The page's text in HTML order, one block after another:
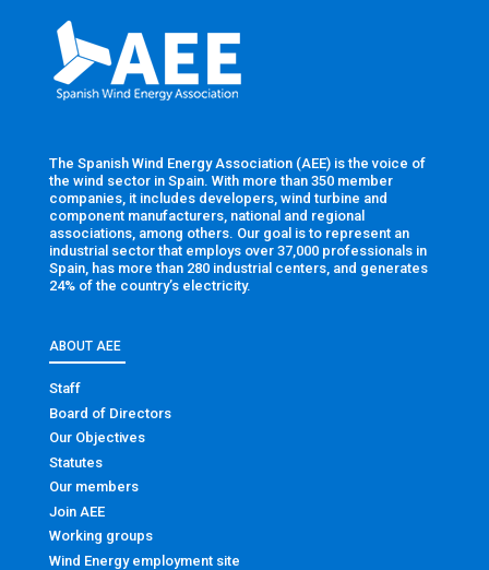
The Spanish Wind Energy Association (AEE) is the voice of
the wind sector in Spain. With more than 350 member
companies, it includes developers, wind turbine and
component manufacturers, national and regional
associations, among others. Our goal is to represent an
industrial sector that employs over 37,000 professionals in
Spain, has more than 280 industrial centers, and generates
24% of the country’s electricity.
ABOUT AEE
Staff
Board of Directors
Our Objectives
Statutes
Our members
Join AEE
Working groups
Wind Energy employment site